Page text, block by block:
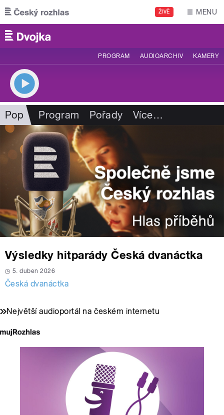
Přejít k hlavnímu obsahu
ŽIVĚ MENU
PROGRAM AUDIOARCHIV KAMERY
Pop Program Pořady Více…
Výsledky hitparády Česká dvanáctka
5. duben 2026
Česká dvanáctka
Největší audioportál na českém internetu